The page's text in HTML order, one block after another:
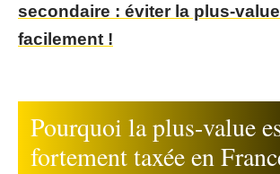
secondaire : éviter la plus-
facilement !
Pourquoi la plus-value
fortement taxée en